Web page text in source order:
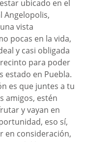
ubicado en el
Angelopolis,
vista
pocas en la vida,
y casi obligada
para poder
estado en Puebla.
es que juntes a tu
amigos, estén
y vayan en
eso sí,
en consideración,